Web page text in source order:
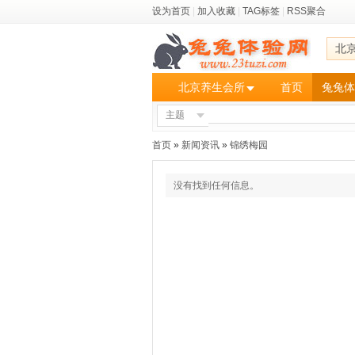
设为首页 加入收藏 TAG标签 RSS聚合
北
北京养生会所 首页 兔兔
主题
首页 » 新闻资讯 » 锦绣梅园
没有找到任何信息。